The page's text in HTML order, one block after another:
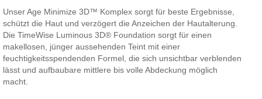
Unser Age Minimize 3D™ Komplex sorgt für beste Ergebnisse,
schützt die Haut und verzögert die Anzeichen der Hautalterung.
Die TimeWise Luminous 3D® Foundation sorgt für einen
makellosen, jünger aussehenden Teint mit einer
feuchtigkeitsspendenden Formel, die sich unsichtbar verblenden
lässt und aufbaubare mittlere bis volle Abdeckung möglich
macht.